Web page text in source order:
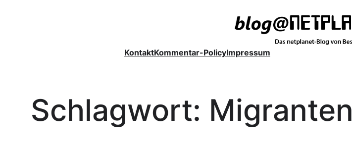
KontaktKommentar-PolicyImpressum
Schlagwort: Migranten